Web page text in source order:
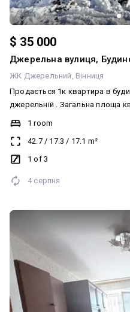
$ 35 000
Джерельна вулиця,
ЖК Джерельний Вінниця
Продається 1к квартира в
джерельній . Загальна площа
площа: 17.5 кв.м. 17 кв.м. —
Індивідуальні лічильники:
котла.
1 room
42.7/ 17.3 / 17.1 m²
1 of 3
4 серпня